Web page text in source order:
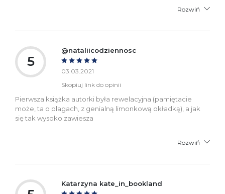
Rozwiń
5
@nataliicodziennosc
03.03.2021
Skopiuj link do opinii
Pierwsza książka autorki była rewelacyjna (pamiętacie
może, ta o plagach, z genialną limonkową okładką), a jak
się tak wysoko zawiesza
Rozwiń
Katarzyna kate_in_bookland